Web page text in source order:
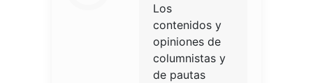
Los
contenidos y
opiniones de
columnistas y
de pautas